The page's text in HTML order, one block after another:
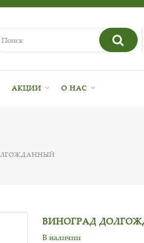
АКЦИИ О НАС
ВИНОГРАД
В наличии